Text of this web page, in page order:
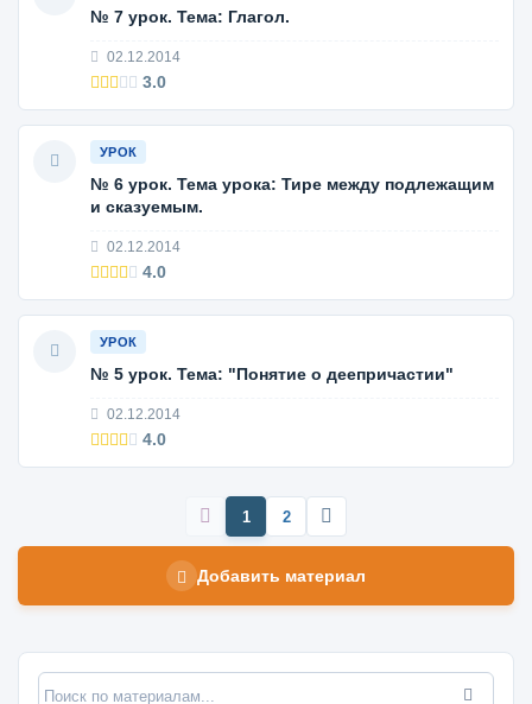
№ 7 урок. Тема: Глагол.
02.12.2014
3.0
УРОК
№ 6 урок. Тема урока: Тире между подлежащим
и сказуемым.
02.12.2014
4.0
УРОК
№ 5 урок. Тема: "Понятие о деепричастии"
02.12.2014
4.0
1 2
Добавить материал